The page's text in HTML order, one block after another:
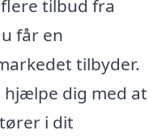
tilbud fra
får en
tilbyder.
hjælpe dig med at
i dit